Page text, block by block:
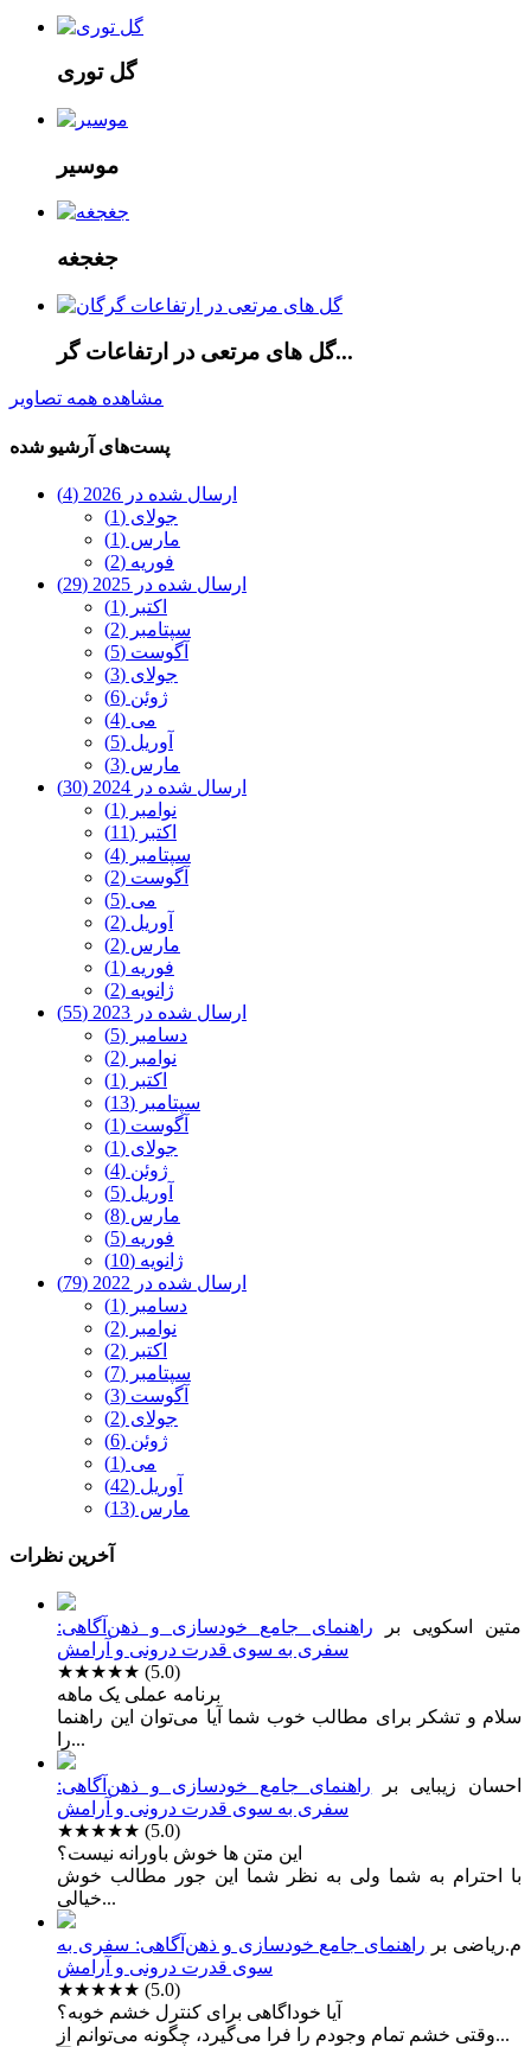
گل توری
موسیر
جغجغه
گل های مرتعی در ارتفاعات گر...
مشاهده همه تصاویر
پست‌های آرشیو شده
ارسال شده در 2026 (4)
جولای (1)
مارس (1)
فوریه (2)
ارسال شده در 2025 (29)
اکتبر (1)
سپتامبر (2)
آگوست (5)
جولای (3)
ژوئن (6)
می (4)
آوریل (5)
مارس (3)
ارسال شده در 2024 (30)
نوامبر (1)
اکتبر (11)
سپتامبر (4)
آگوست (2)
می (5)
آوریل (2)
مارس (2)
فوریه (1)
ژانویه (2)
ارسال شده در 2023 (55)
دسامبر (5)
نوامبر (2)
اکتبر (1)
سپتامبر (13)
آگوست (1)
جولای (1)
ژوئن (4)
آوریل (5)
مارس (8)
فوریه (5)
ژانویه (10)
ارسال شده در 2022 (79)
دسامبر (1)
نوامبر (2)
اکتبر (2)
سپتامبر (7)
آگوست (3)
جولای (2)
ژوئن (6)
می (1)
آوریل (42)
مارس (13)
آخرین نظرات
متین اسکویی بر راهنمای جامع خودسازی و ذهن‌آگاهی:
سفری به سوی قدرت درونی و آرامش
★★★★★ (5.0)
برنامه عملی یک ماهه
سلام و تشکر برای مطالب خوب شما آیا می‌توان این راهنما
را...
احسان زیبایی بر راهنمای جامع خودسازی و ذهن‌آگاهی:
سفری به سوی قدرت درونی و آرامش
★★★★★ (5.0)
این متن ها خوش باورانه نیست؟
با احترام به شما ولی به نظر شما این جور مطالب خوش
خیالی...
م.ریاضی بر راهنمای جامع خودسازی و ذهن‌آگاهی: سفری به
سوی قدرت درونی و آرامش
★★★★★ (5.0)
آیا خوداگاهی برای کنترل خشم خوبه؟
وقتی خشم تمام وجودم را فرا می‌گیرد، چگونه می‌توانم از...